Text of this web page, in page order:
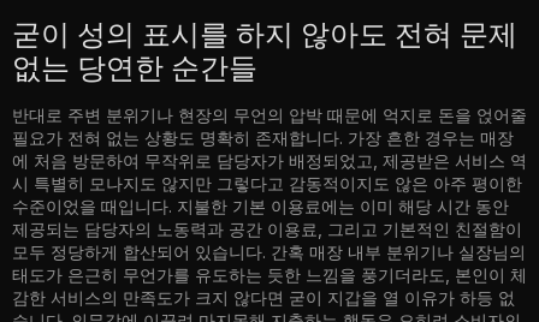
굳이 성의 표시를 하지 않아도 전혀 문제
없는 당연한 순간들
반대로 주변 분위기나 현장의 무언의 압박 때문에 억지로 돈을 얹어줄
필요가 전혀 없는 상황도 명확히 존재합니다. 가장 흔한 경우는 매장
에 처음 방문하여 무작위로 담당자가 배정되었고, 제공받은 서비스 역
시 특별히 모나지도 않지만 그렇다고 감동적이지도 않은 아주 평이한
수준이었을 때입니다. 지불한 기본 이용료에는 이미 해당 시간 동안
제공되는 담당자의 노동력과 공간 이용료, 그리고 기본적인 친절함이
모두 정당하게 합산되어 있습니다. 간혹 매장 내부 분위기나 실장님의
태도가 은근히 무언가를 유도하는 듯한 느낌을 풍기더라도, 본인이 체
감한 서비스의 만족도가 크지 않다면 굳이 지갑을 열 이유가 하등 없